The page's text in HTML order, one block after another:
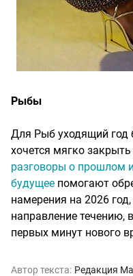
Рыбы
Для Рыб уходящий год
хочется мягко
разговоры о прошлом
будущее помогают
намерения на 2026
направление течению,
первых минут нового
Автор текста: Редакция